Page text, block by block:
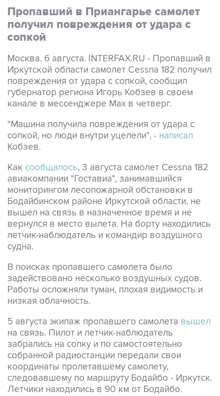
Пропавший в Приангарье самолет
получил повреждения от удара с
сопкой
Москва. 6 августа. INTERFAX.RU - Пропавший в
Иркутской области самолет Cessna 182 получил
повреждения от удара с сопкой, сообщил
губернатор региона Игорь Кобзев в своем
канале в мессенджере Мах в четверг.
"Машина получила повреждения от удара с
сопкой, но люди внутри уцелели", - написал
Кобзев.
Как сообщалось, 3 августа самолет Cessna 182
авиакомпании "Гоставиа", занимавшийся
мониторингом лесопожарной обстановки в
Бодайбинском районе Иркутской области, не
вышел на связь в назначенное время и не
вернулся в место вылета. На борту находились
летчик-наблюдатель и командир воздушного
судна.
В поисках пропавшего самолета было
задействовано несколько воздушных судов.
Работы осложняли туман, плохая видимость и
низкая облачность.
5 августа экипаж пропавшего самолета вышел
на связь. Пилот и летчик-наблюдатель
забрались на сопку и по самостоятельно
собранной радиостанции передали свои
координаты пролетавшему самолету,
следовавшему по маршруту Бодайбо - Иркутск.
Летчики находились в 90 км от Бодайбо.